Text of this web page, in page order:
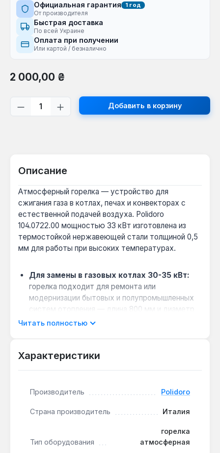
Официальная гарантия 1 год
От производителя
Быстрая доставка
По всей Украине
Оплата при получении
Или картой / безналично
Обычная цена:
2 000,00 ₴
Количество продукта: введите
Добавить в корзину
Описание
Атмосферный горелка — устройство для
сжигания газа в котлах, печах и конвекторах с
естественной подачей воздуха. Polidoro
104.0722.00 мощностью 33 кВт изготовлена из
термостойкой нержавеющей стали толщиной 0,5
мм для работы при высоких температурах.
Для замены в газовых котлах 30-35 кВт:
горелка подходит для ремонта или
модернизации бытовых и полупромышленных
систем отопления — длина 800 мм и диаметр
60 мм совместимы с большинством
достаточно заменить комплект инжекторов —
Стабильное горение на максимальном
равномерное пламя и низкий уровень шума
Читать полностью
Характеристики
Производитель Polidoro
Страна производитель Италия
Тип оборудования
горелка
атмосферная